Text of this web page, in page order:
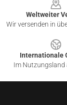
Weltweiter
Wir versenden in
Internationale
Im Nutzungsland